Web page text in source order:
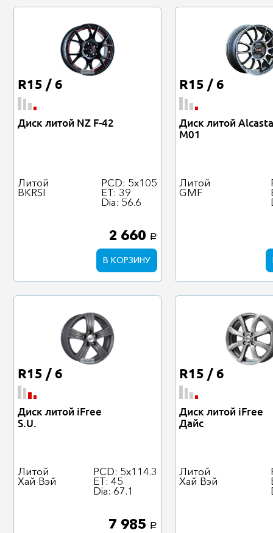
R15 / 6
Диск литой NZ F-42
Литой
BKRSI
PCD: 5x105
ET: 39
Dia: 56.6
2 660 a
В КОРЗИНУ
R15 / 6
Диск литой
M01
Литой
GMF
R15 / 6
Диск литой iFree
S.U.
Литой
Хай Вэй
PCD: 5x114.3
ET: 45
Dia: 67.1
7 985 a
R15 / 6
Диск литой iFree
Дайс
Литой
Хай Вэй